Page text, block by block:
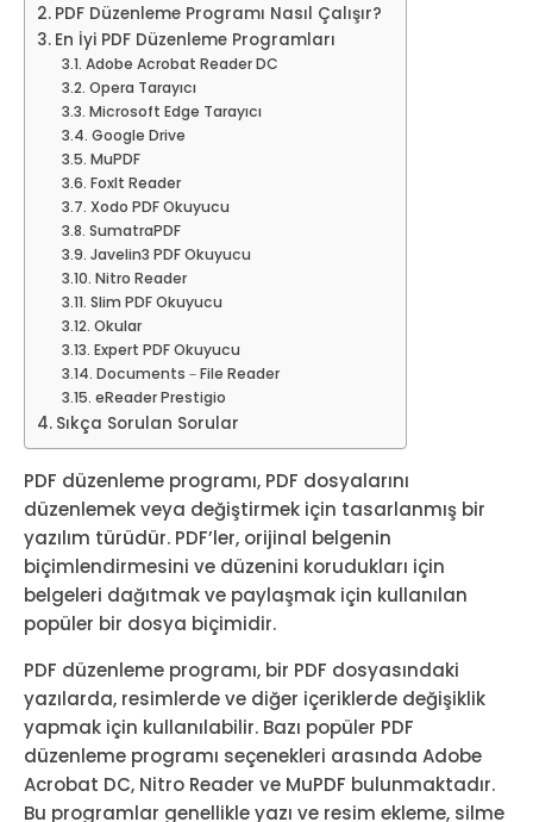
PDF Düzenleme Programı Nasıl Çalışır?
En İyi PDF Düzenleme Programları
Adobe Acrobat Reader DC
Opera Tarayıcı
Microsoft Edge Tarayıcı
Google Drive
MuPDF
FoxIt Reader
Xodo PDF Okuyucu
SumatraPDF
Javelin3 PDF Okuyucu
Nitro Reader
Slim PDF Okuyucu
Okular
Expert PDF Okuyucu
Documents－File Reader
eReader Prestigio
Sıkça Sorulan Sorular
PDF düzenleme programı, PDF dosyalarını
düzenlemek veya değiştirmek için tasarlanmış bir
yazılım türüdür. PDF’ler, orijinal belgenin
biçimlendirmesini ve düzenini korudukları için
belgeleri dağıtmak ve paylaşmak için kullanılan
popüler bir dosya biçimidir.
PDF düzenleme programı, bir PDF dosyasındaki
yazılarda, resimlerde ve diğer içeriklerde değişiklik
yapmak için kullanılabilir. Bazı popüler PDF
düzenleme programı seçenekleri arasında Adobe
Acrobat DC, Nitro Reader ve MuPDF bulunmaktadır.
Bu programlar genellikle yazı ve resim ekleme, silme